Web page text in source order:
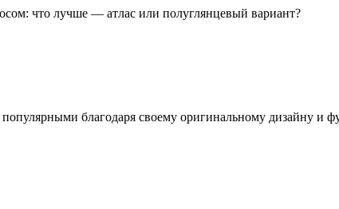
что лучше — атлас или полуглянцевый вариант?
благодаря своему оригинальному дизайну и